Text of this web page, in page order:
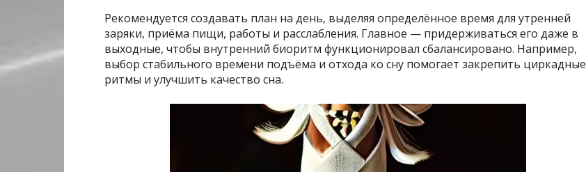
Рекомендуется создавать план на день, выделяя определённое время для утренней
заряки, приёма пищи, работы и расслабления. Главное — придерживаться его даже в
выходные, чтобы внутренний биоритм функционировал сбалансировано. Например,
выбор стабильного времени подъёма и отхода ко сну помогает закрепить циркадные
ритмы и улучшить качество сна.